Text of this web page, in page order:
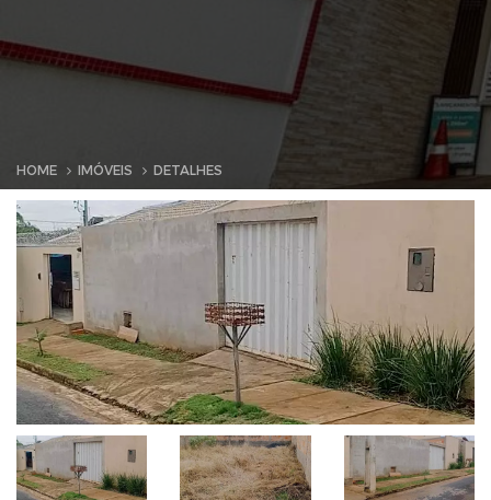
HOME IMÓVEIS DETALHES